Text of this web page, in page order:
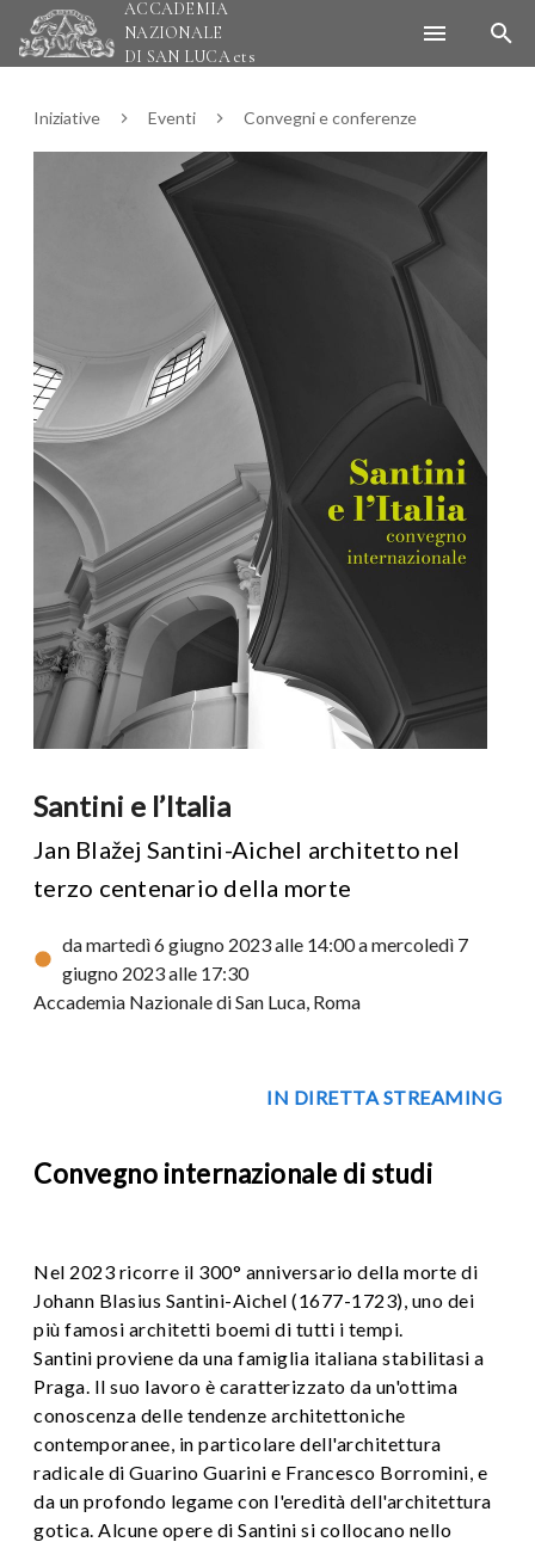
ACCADEMIA
NAZIONALE
DI SAN LUCAets
Iniziative Eventi Convegni e conferenze
Santini e l’Italia
Jan Blažej Santini-Aichel architetto nel
terzo centenario della morte
da martedì 6 giugno 2023 alle 14:00 a mercoledì 7
giugno 2023 alle 17:30
Accademia Nazionale di San Luca, Roma
IN DIRETTA STREAMING
Convegno internazionale di studi
Nel 2023 ricorre il 300° anniversario della morte di
Johann Blasius Santini-Aichel (1677-1723), uno dei
più famosi architetti boemi di tutti i tempi.
Santini proviene da una famiglia italiana stabilitasi a
Praga. Il suo lavoro è caratterizzato da un'ottima
conoscenza delle tendenze architettoniche
contemporanee, in particolare dell'architettura
radicale di Guarino Guarini e Francesco Borromini, e
da un profondo legame con l'eredità dell'architettura
gotica. Alcune opere di Santini si collocano nello